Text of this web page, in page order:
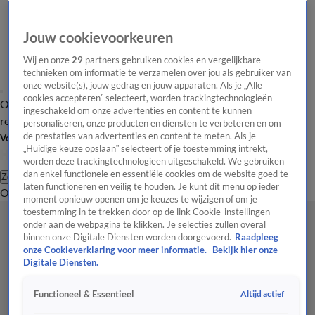
Overzicht Laatste nieuws Regionieuws Het beste van Hart
Tip de
redactie
Volg Hart van Nederland
Zoeken
OverzichtRegioUitzendingenWeerTip de redactiePanelVideo's
Jouw cookievoorkeuren
Wij en onze29 partners gebruiken cookies en vergelijkbare
technieken om informatie te verzamelen over jou als gebruiker van
onze website(s), jouw gedrag en jouw apparaten. Als je „Alle
cookies accepteren” selecteert, worden trackingtechnologieën
ingeschakeld om onze advertenties en content te kunnen
personaliseren, onze producten en diensten te verbeteren en om
de prestaties van advertenties en content te meten. Als je
„Huidige keuze opslaan” selecteert of je toestemming intrekt,
worden deze trackingtechnologieën uitgeschakeld. We gebruiken
dan enkel functionele en essentiële cookies om de website goed te
laten functioneren en veilig te houden. Je kunt dit menu op ieder
moment opnieuw openen om je keuzes te wijzigen of om je
toestemming in te trekken door op de link Cookie-instellingen
onder aan de webpagina te klikken. Je selecties zullen overal
binnen onze Digitale Diensten worden doorgevoerd. Raadpleeg
onze Cookieverklaring voor meer informatie.
Bekijk hier onze
Digitale Diensten.
Functioneel & Essentieel Altijd actief